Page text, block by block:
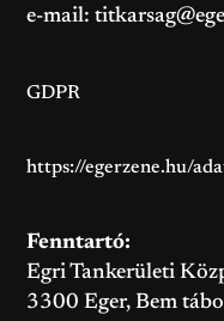
e-mail:
GDPR
https://egerzene.hu/
Fenntartó:
Egri Tankerületi
3300 Eger, Bem